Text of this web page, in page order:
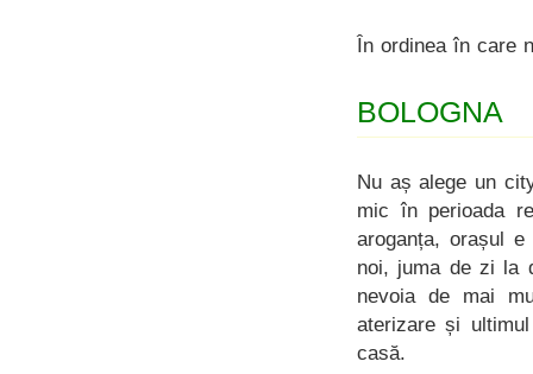
În ordinea în care
BOLOGNA
Nu aș alege un
mic în perioada
aroganța, orașul
noi, juma de zi la
nevoia de mai
aterizare și
casă.